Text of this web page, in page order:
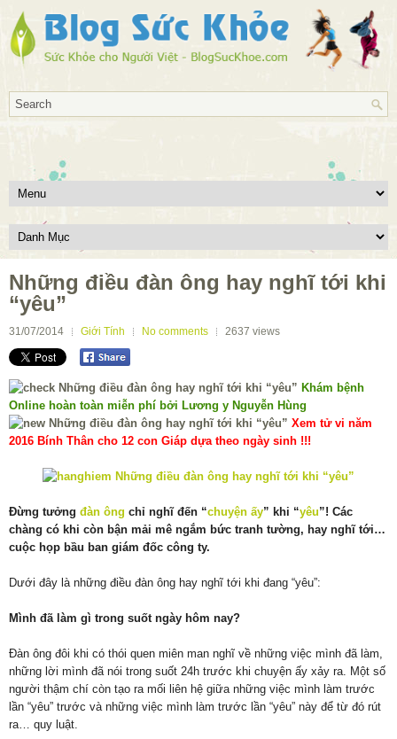
Những điều đàn ông hay nghĩ tới khi
“yêu”
31/07/2014 Giới Tính No comments 2637 views
Khám bệnh
Online hoàn toàn miễn phí bởi Lương y Nguyễn Hùng
Xem tử vi năm
2016 Bính Thân cho 12 con Giáp dựa theo ngày sinh !!!
Đừng tưởng đàn ông chỉ nghĩ đến “chuyện ấy” khi “yêu”! Các
chàng có khi còn bận mải mê ngắm bức tranh tường, hay nghĩ tới…
cuộc họp bầu ban giám đốc công ty.
Dưới đây là những điều đàn ông hay nghĩ tới khi đang “yêu”:
Mình đã làm gì trong suốt ngày hôm nay?
Đàn ông đôi khi có thói quen miên man nghĩ về những việc mình đã làm,
những lời mình đã nói trong suốt 24h trước khi chuyện ấy xảy ra. Một số
người thậm chí còn tạo ra mối liên hệ giữa những việc mình làm trước
lần “yêu” trước và những việc mình làm trước lần “yêu” này để từ đó rút
ra… quy luật.